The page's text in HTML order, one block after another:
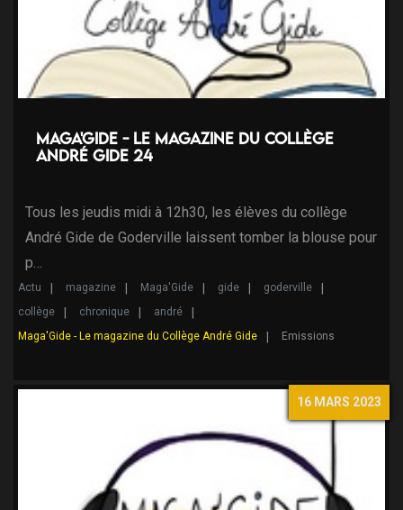
Maga'Gide - Le magazine du Collège
André Gide 24
Tous les jeudis midi à 12h30, les élèves du collège
André Gide de Goderville laissent tomber la blouse pour
p…
Actu magazine Maga'Gide gide
goderville
collège
chronique
andré
Maga'Gide - Le magazine du Collège André Gide
Emissions
16 MARS 2023